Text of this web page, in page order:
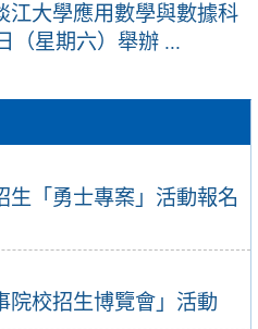
生「勇士專案」活動報名
院校招生博覽會」活動
江大學應用數學與數據科
（星期六）舉辦 ...